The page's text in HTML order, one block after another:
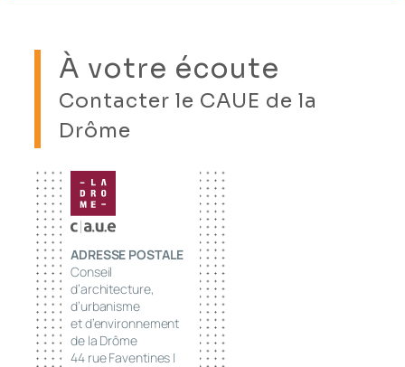
À votre écoute
Contacter le CAUE de la
Drôme
ADRESSE POSTALE
Conseil
d’architecture,
d’urbanisme
et d’environnement
de la Drôme
44 rue Faventines |